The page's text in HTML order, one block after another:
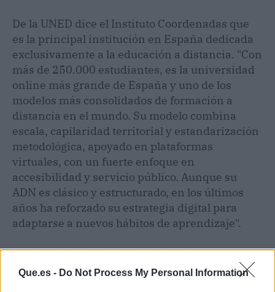
Que.es - Do Not Process My Personal Information
De la UNED dice el Instituto Coordenadas que
es la principal institución en España dedicada
exclusivamente a la educación a distancia. "Con
más de 250.000 estudiantes, es la universidad
online más grande de España y uno de los
modelos más consolidados de formación a
distancia en el mundo. Su modelo combina
escala, capilaridad territorial y estandarización
metodológica, apoyado en plataformas
virtuales, con un fuerte enfoque en
accesibilidad y servicio público. Aunque su
ADN es clásico y estructurado, en los últimos
años ha reforzado su estrategia digital para
adaptarse a nuevos hábitos de aprendizaje".
Añade que, junto con la UNED, la UOC
representa "la otra gran institución educativa a